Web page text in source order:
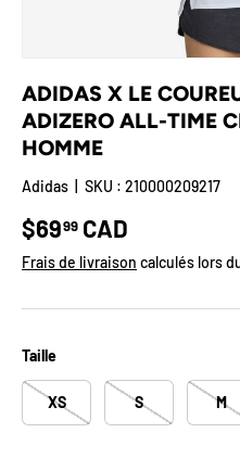
ADIDAS X LE
ADIZERO ALL-TIME
HOMME
Adidas SKU : 210000209217
Prix habituel
$6999 CAD
Frais de livraison calculés lors
Taille
XS S M